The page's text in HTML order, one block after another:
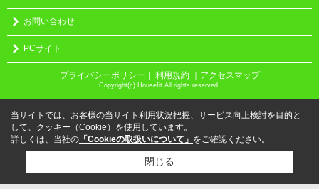
お問い合わせ
PCサイト
プライバシーポリシー ｜ 利用規約 ｜アクセスマップ
Copyright(c) Housefit All rights reserved.
当サイトでは、お客様の当サイト利用状況把握、サービス向上検討を目的と
して、クッキー（Cookie）を使用しています。
詳しくは、当社の 「Cookieの取扱いについて」 をご確認ください。
閉じる